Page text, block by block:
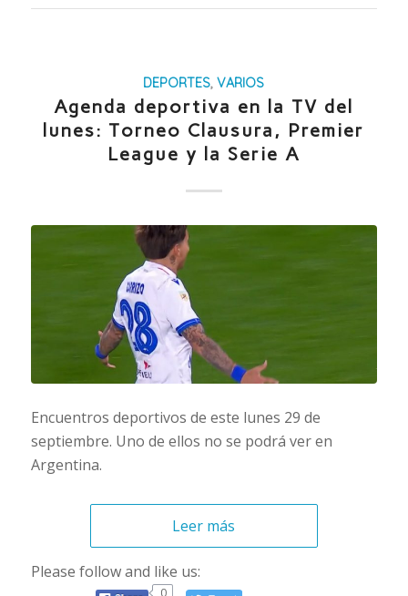
DEPORTES,VARIOS
Agenda deportiva en la TV del
lunes: Torneo Clausura, Premier
League y la Serie A
Encuentros deportivos de este lunes 29 de
septiembre. Uno de ellos no se podrá ver en
Argentina.
Leer más
Please follow and like us:
0